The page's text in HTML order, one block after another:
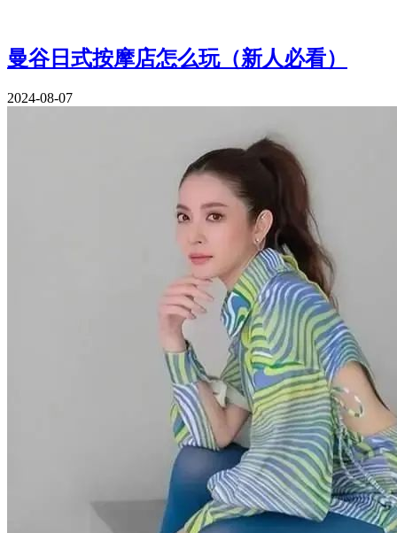
曼谷日式按摩店怎么玩（新人必看）
2024-08-07